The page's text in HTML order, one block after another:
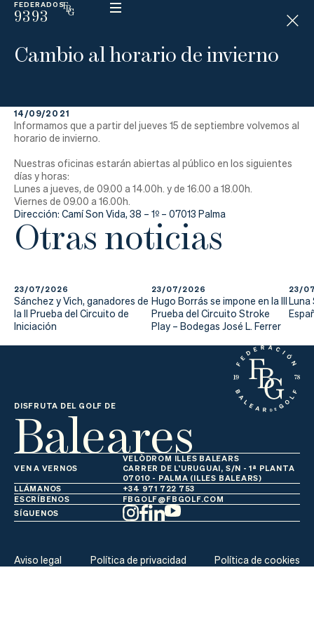
FEDERADOS
9393
ESP
N
D
La
Federación
Federarse
Aprender
Actualidad
Tienda
Cambio al horario de invierno
14/09/2021
Informamos que a partir del jueves 15 de septiembre volvemos al
horario de invierno.
Nuestras oficinas estarán abiertas al público en los siguientes
días y horas:
Lunes a jueves, de 09.00 a 14.00h. y de 16.00 a 18.00h.
Viernes de 09.00 a 16.00h.
Dirección: Camí Son Vida, 38 – 1º – 07013 Palma
Otras noticias
23/07/2026
Sánchez y Vich, ganadores de
la II Prueba del Circuito de
Iniciación
23/07/2026
Hugo Borrás se impone en la III
Prueba del Circuito Stroke
Play – Bodegas José L. Ferrer
23/
Luna
DISFRUTA DEL GOLF DE
Baleares
VEN A VERNOS
VELÒDROM ILLES BALEARS
CARRER DE L'URUGUAI, S/N - 1ª PLANTA
07010 - PALMA (ILLES BALEARS)
LLÁMANOS
+34 971 722 753
ESCRÍBENOS
FBGOLF@FBGOLF.COM
SÍGUENOS
Aviso legal Política de privacidad Política de cookies